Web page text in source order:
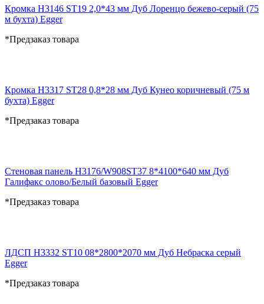
Кромка H3146 ST19 2,0*43 мм Дуб Лоренцо бежево-серый (75
м бухта) Egger
*Предзаказ товара
Кромка H3317 ST28 0,8*28 мм Дуб Кунео коричневый (75 м
бухта) Egger
*Предзаказ товара
Стеновая панель H3176/W908ST37 8*4100*640 мм Дуб
Галифакс олово/Белый базовый Egger
*Предзаказ товара
ЛДСП H3332 ST10 08*2800*2070 мм Дуб Небраска серый
Egger
*Предзаказ товара